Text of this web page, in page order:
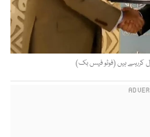
کررہے ہیں (فوٹو فیس بک)